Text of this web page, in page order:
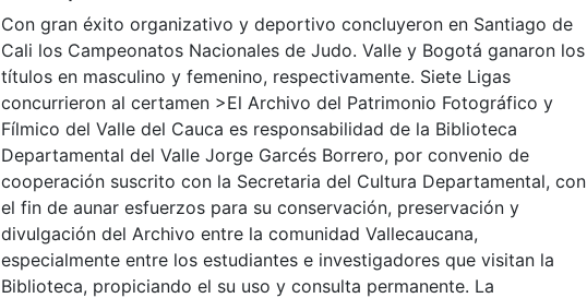
Con gran éxito organizativo y deportivo concluyeron en Santiago de
Cali los Campeonatos Nacionales de Judo. Valle y Bogotá ganaron los
títulos en masculino y femenino, respectivamente. Siete Ligas
concurrieron al certamen >El Archivo del Patrimonio Fotográfico y
Fílmico del Valle del Cauca es responsabilidad de la Biblioteca
Departamental del Valle Jorge Garcés Borrero, por convenio de
cooperación suscrito con la Secretaria del Cultura Departamental, con
el fin de aunar esfuerzos para su conservación, preservación y
divulgación del Archivo entre la comunidad Vallecaucana,
especialmente entre los estudiantes e investigadores que visitan la
Biblioteca, propiciando el su uso y consulta permanente. La